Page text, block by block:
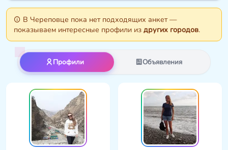
В Череповце пока нет подходящих анкет —
показываем интересные профили из других городов.
Профили Объявления